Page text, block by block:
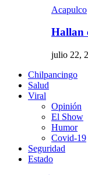
Acapulco
Hallan
julio 22,
Chilpancingo
Salud
Viral
Opinión
El Show
Humor
Covid-19
Seguridad
Estado